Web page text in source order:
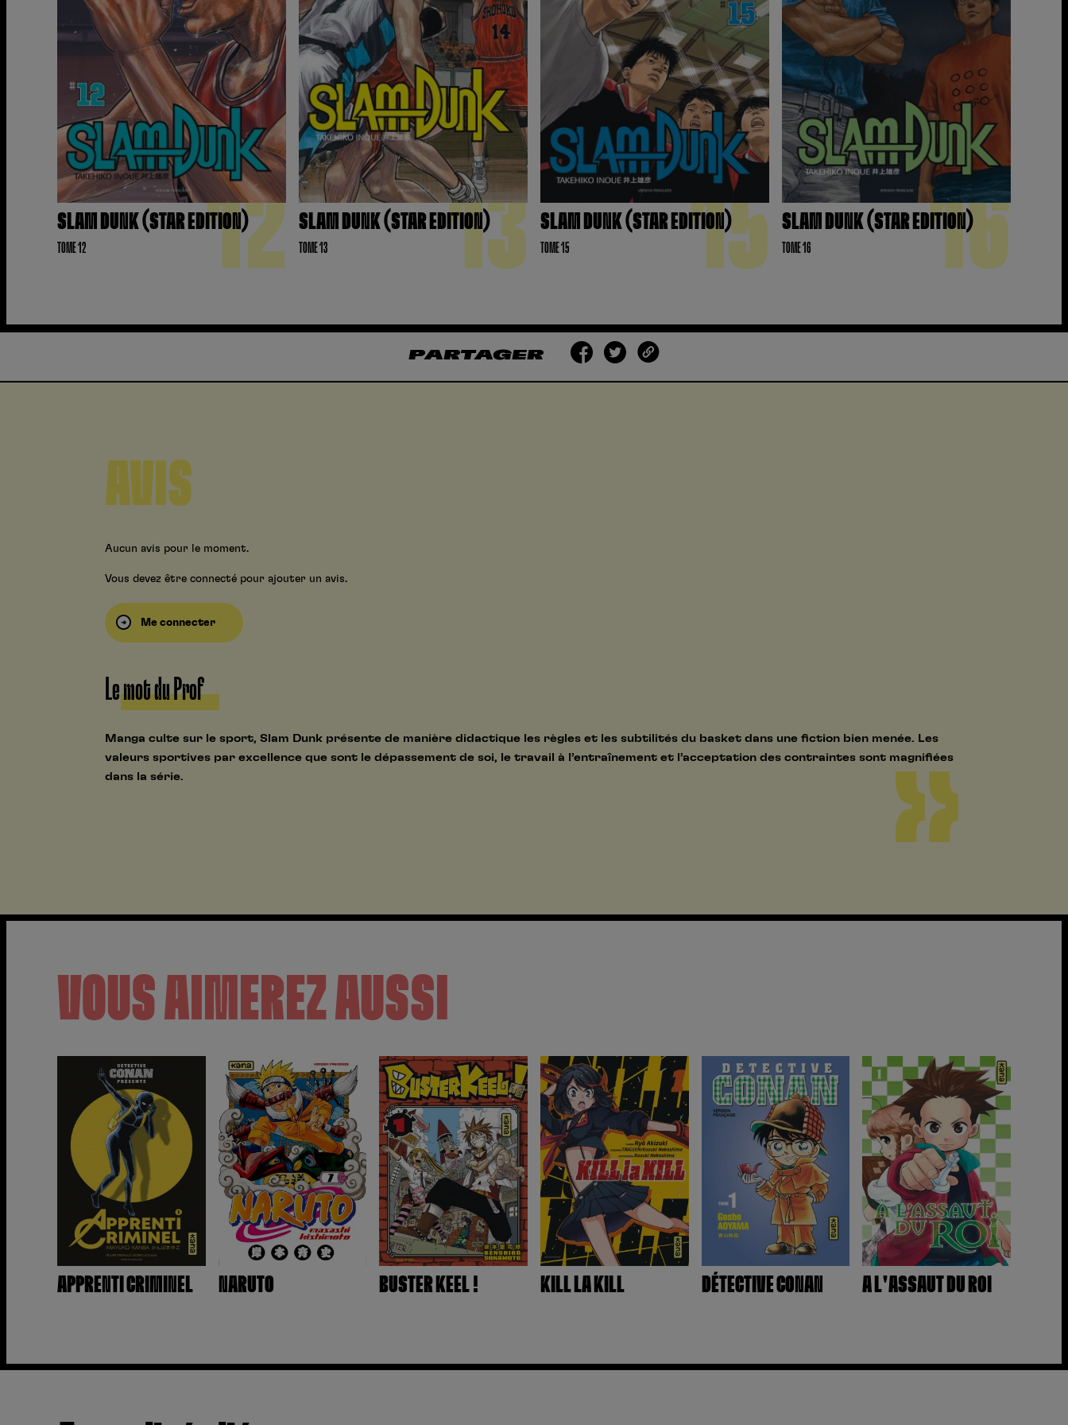
SLAM DUNK (STAR EDITION)
TOME 12 12 SLAM DUNK (STAR EDITION)
TOME 13 13 SLAM DUNK (STAR EDITION)
TOME 15 15 SLAM DUNK (STAR EDITION)
TOME 16 16
PARTAGER
AVIS
Aucun avis pour le moment.
Vous devez être connecté pour ajouter un avis.
Me connecter
Le mot du Prof
Manga culte sur le sport, Slam Dunk présente de manière didactique les règles et les subtilités du basket dans une fiction bien menée. Les
valeurs sportives par excellence que sont le dépassement de soi, le travail à l’entraînement et l’acceptation des contraintes sont magnifiées
dans la série.
VOUS AIMEREZ AUSSI
APPRENTI CRIMINEL NARUTO BUSTER KEEL ! KILL LA KILL DÉTECTIVE CONAN A L'ASSAUT DU ROI